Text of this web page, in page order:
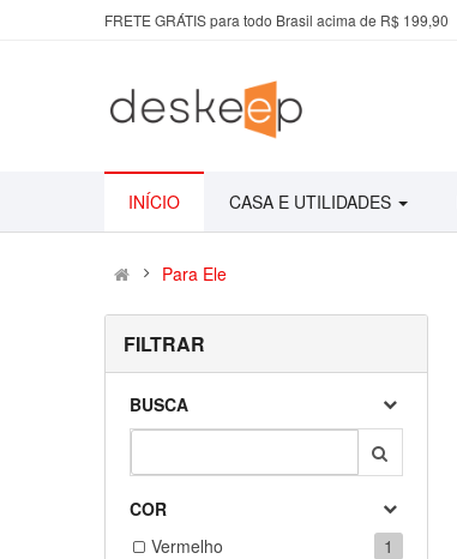
FRETE GRÁTIS para todo Brasil acima de R$ 199,90
INÍCIO CASA E UTILIDADES
Para Ele
FILTRAR
BUSCA
COR
Vermelho
1